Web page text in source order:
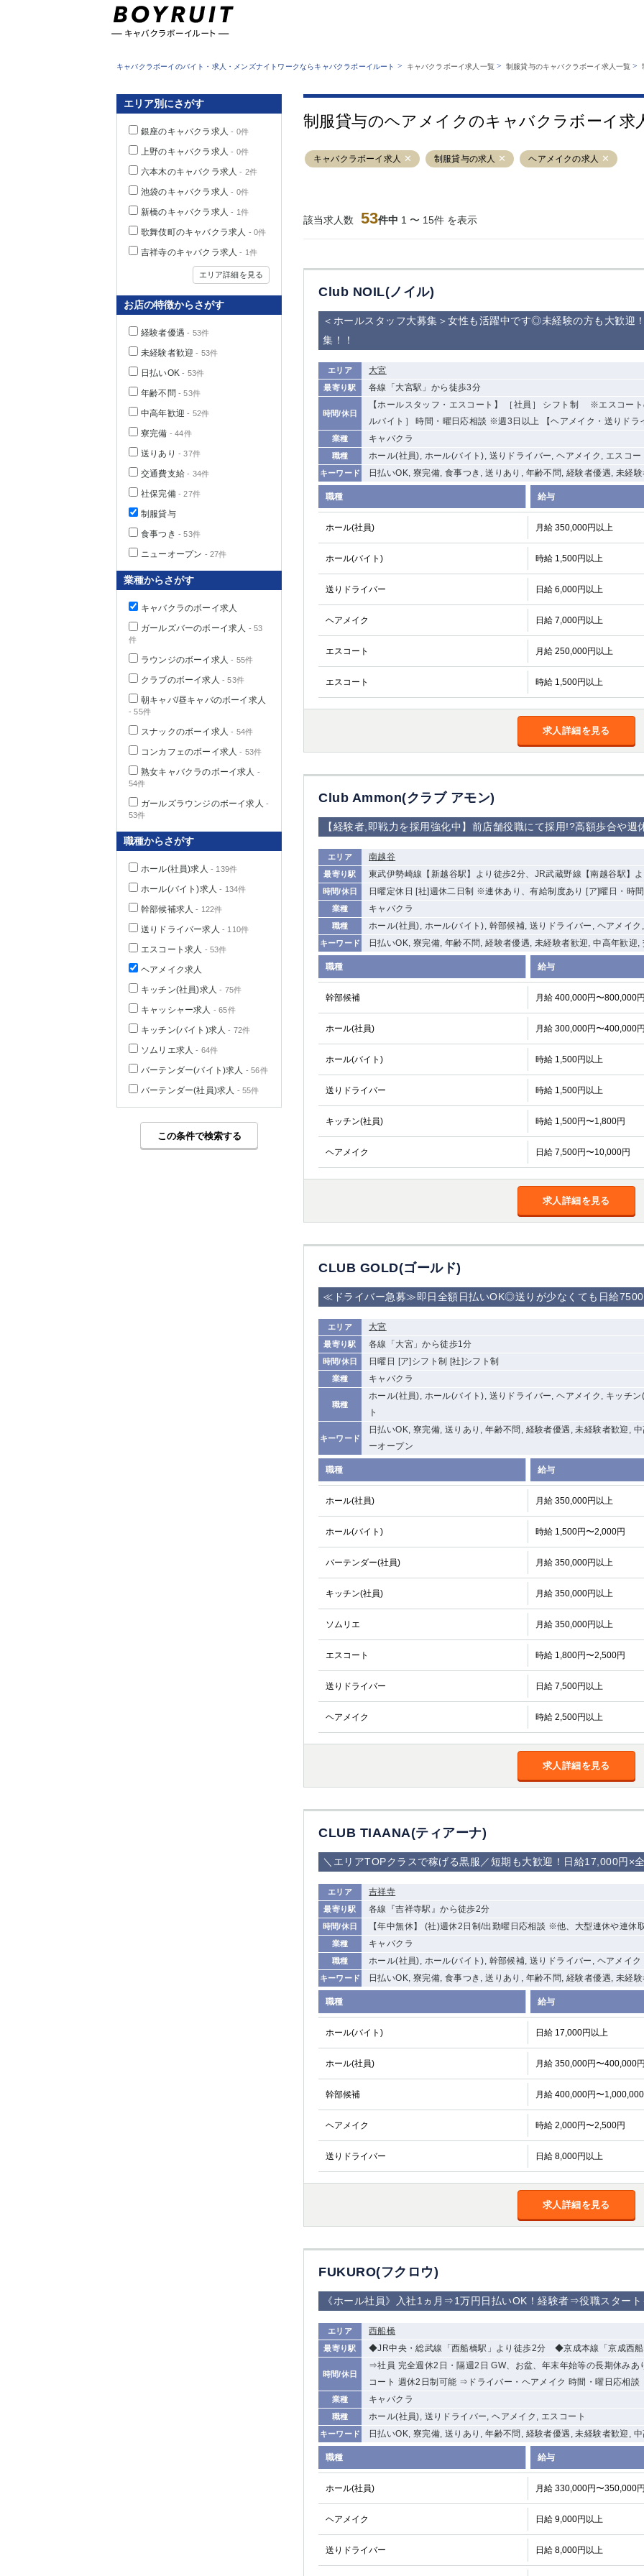
業種から探す
職種から探す
キャバクラボーイルートとは？
キャバクラボーイのバイト・求人・メンズナイトワークならキャバクラボーイルート > キャバクラボーイ求人一覧 >制服貸与のキャバクラボーイ求人一覧 >
制服貸与のヘアメイクのキャバクラボーイ求
キャバクラボーイ求人 制服貸与の求人 ヘアメイクの求人
該当求人数 53件中 1 〜 15件 を表示
Club NOIL(ノイル)
＜ホールスタッフ大募集＞女性も活躍中です◎未経験の方も大歓迎
集！！
エリア 大宮
最寄り駅 各線「大宮駅」から徒歩3分
時間/休日
【ホールスタッフ・エスコート】 ［社員］ シフト制 ※エスコー
ルバイト］ 時間・曜日応相談 ※週3日以上 【ヘアメイク・送りドラ
業種 キャバクラ
職種 ホール(社員), ホール(バイト), 送りドライバー, ヘアメイク, エスコー
キーワード 日払いOK, 寮完備, 食事つき, 送りあり, 年齢不問, 経験者優遇, 未経
職種 給与
ホール(社員) 月給 350,000円以上
ホール(バイト) 時給 1,500円以上
送りドライバー 日給 6,000円以上
ヘアメイク 日給 7,000円以上
エスコート 月給 250,000円以上
エスコート 時給 1,500円以上
求人詳細を見る
Club Ammon(クラブ アモン)
【経験者,即戦力を採用強化中】前店舗役職にて採用!?高額歩合や
エリア 南越谷
最寄り駅 東武伊勢崎線【新越谷駅】より徒歩2分、JR武蔵野線【南越谷駅】
時間/休日 日曜定休日 [社]週休二日制 ※連休あり、有給制度あり [ア]曜日・時
業種 キャバクラ
職種 ホール(社員), ホール(バイト), 幹部候補, 送りドライバー, ヘアメイ
キーワード 日払いOK, 寮完備, 年齢不問, 経験者優遇, 未経験者歓迎, 中高年歓迎
職種 給与
幹部候補 月給 400,000円〜800,000
ホール(社員) 月給 300,000円〜400,000
ホール(バイト) 時給 1,500円以上
送りドライバー 時給 1,500円以上
キッチン(社員) 時給 1,500円〜1,800円
ヘアメイク 日給 7,500円〜10,000円
求人詳細を見る
CLUB GOLD(ゴールド)
≪ドライバー急募≫即日全額日払いOK◎送りが少なくても日給
エリア 大宮
最寄り駅 各線「大宮」から徒歩1分
時間/休日 日曜日 [ア]シフト制 [社]シフト制
業種 キャバクラ
職種
ホール(社員), ホール(バイト), 送りドライバー, ヘアメイク, キッチ
ト
キーワード
日払いOK, 寮完備, 送りあり, 年齢不問, 経験者優遇, 未経験者歓迎,
ーオープン
職種 給与
ホール(社員) 月給 350,000円以上
ホール(バイト) 時給 1,500円〜2,000円
バーテンダー(社員) 月給 350,000円以上
キッチン(社員) 月給 350,000円以上
ソムリエ 月給 350,000円以上
エスコート 時給 1,800円〜2,500円
送りドライバー 日給 7,500円以上
ヘアメイク 時給 2,500円以上
求人詳細を見る
CLUB TIAANA(ティアーナ)
＼エリアTOPクラスで稼げる黒服／短期も大歓迎！日給17,000円×
エリア 吉祥寺
最寄り駅 各線『吉祥寺駅』から徒歩2分
時間/休日 【年中無休】 (社)週休2日制/出勤曜日応相談 ※他、大型連休や連休
業種 キャバクラ
職種 ホール(社員), ホール(バイト), 幹部候補, 送りドライバー, ヘアメイク
キーワード 日払いOK, 寮完備, 食事つき, 送りあり, 年齢不問, 経験者優遇, 未経
職種 給与
ホール(バイト) 日給 17,000円以上
ホール(社員) 月給 350,000円〜400,000
幹部候補 月給 400,000円〜
ヘアメイク 時給 2,000円〜2,500円
送りドライバー 日給 8,000円以上
求人詳細を見る
FUKURO(フクロウ)
《ホール社員》入社1ヵ月⇒1万円日払いOK！経験者⇒役職スター
エリア 西船橋
最寄り駅 ◆JR中央・総武線「西船橋駅」より徒歩2分 ◆京成本線「京成西
時間/休日
⇒社員 完全週休2日・隔週2日 GW、お盆、年末年始等の長期休み
コート 週休2日制可能 ⇒ドライバー・ヘアメイク 時間・曜日応相談
業種 キャバクラ
職種 ホール(社員), 送りドライバー, ヘアメイク, エスコート
キーワード 日払いOK, 寮完備, 送りあり, 年齢不問, 経験者優遇, 未経験者歓迎,
職種 給与
ホール(社員) 月給 330,000円〜350,000
ヘアメイク 日給 9,000円以上
送りドライバー 日給 8,000円以上
エリア別にさがす
銀座のキャバクラ求人- 0件
上野のキャバクラ求人- 0件
六本木のキャバクラ求人- 2件
池袋のキャバクラ求人- 0件
新橋のキャバクラ求人- 1件
歌舞伎町のキャバクラ求人 - 0件
吉祥寺のキャバクラ求人- 1件
エリア詳細を見る
お店の特徴からさがす
経験者優遇 - 53件
未経験者歓迎 - 53件
日払いOK - 53件
年齢不問 - 53件
中高年歓迎 - 52件
寮完備 - 44件
送りあり - 37件
交通費支給 - 34件
社保完備- 27件
制服貸与
食事つき - 53件
ニューオープン - 27件
業種からさがす
キャバクラのボーイ求人
ガールズバーのボーイ求人 - 53
件
ラウンジのボーイ求人 - 55件
クラブのボーイ求人 - 53件
朝キャバ/昼キャバのボーイ求人
- 55件
スナックのボーイ求人 - 54件
コンカフェのボーイ求人 - 53件
熟女キャバクラのボーイ求人 -
54件
ガールズラウンジのボーイ求人 -
53件
職種からさがす
ホール(社員)求人 - 139件
ホール(バイト)求人 - 134件
幹部候補求人 - 122件
送りドライバー求人 - 110件
エスコート求人 - 53件
ヘアメイク求人
キッチン(社員)求人 - 75件
キャッシャー求人 - 65件
キッチン(バイト)求人 - 72件
ソムリエ求人 - 64件
バーテンダー(バイト)求人 - 56件
バーテンダー(社員)求人 - 55件
この条件で検索する
東京都 銀座 上野 六本木
池袋
立川
千葉中央 門前仲町
町田
大山 赤坂 高円寺
赤羽
ひばりヶ丘（北
学芸大学
の好立地！
「赤羽駅」から
徒歩2分 ②東
京メトロ南北線
「赤羽岩淵駅」
宿
①歌舞伎町 ②
新宿
①銀座 ②新橋 錦糸町(南口) 蒲田(西口)
①東武練馬 ②
成増・板橋 ③
大山 ②池袋
下赤塚 竹ノ塚 三鷹
亀戸
湯島 久米川
市川
五井
関内 横浜 川崎
溝の口
新横浜
武蔵小杉
小田原
横浜・桜木町
関内・馬車道・
日ノ出町
武蔵新城
たまプラーザ
厚木
桜木町
大宮
川越
加松原＞
春日部
川口 蕨
千葉県
木更津
柏（東口）
八千代台
本八幡
小山
茨城県 土浦 ひたち野うしく
高崎 館林
該当求人 0件 選択した内容で設定